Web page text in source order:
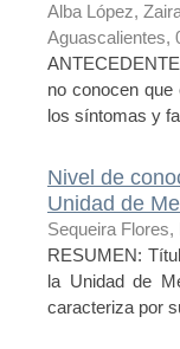
Alba López,
Aguascalientes,
no conocen
los síntomas y
Nivel de
Unidad de
Sequeira
RESUMEN:
la Unidad de
caracteriza por